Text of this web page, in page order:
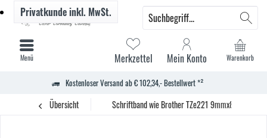
Kostenloser Versand ab € 102,34,- Bestellwert *²
Warenkorb
Merkzettel Mein Konto
Privatkundeinkl. MwSt.
Menü
Übersicht Schriftband wie Brother TZe221 9mmx8m sw auf